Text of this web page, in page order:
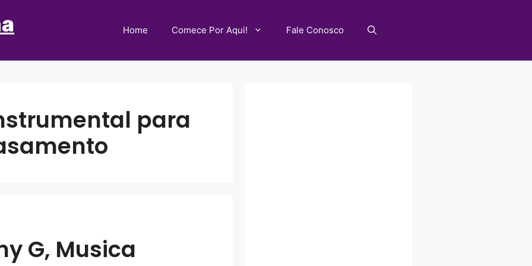
Home Comece Por Aqui! Fale Conosco
para
G, Musica